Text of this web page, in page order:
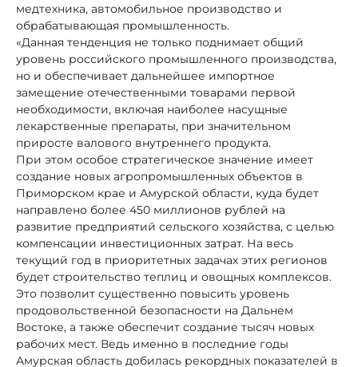
медтехника, автомобильное производство и
обрабатывающая промышленность.
«Данная тенденция не только поднимает общий
уровень российского промышленного производства,
но и обеспечивает дальнейшее импортное
замещение отечественными товарами первой
необходимости, включая наиболее насущные
лекарственные препараты, при значительном
приросте валового внутреннего продукта.
При этом особое стратегическое значение имеет
создание новых агропромышленных объектов в
Приморском крае и Амурской области, куда будет
направлено более 450 миллионов рублей на
развитие предприятий сельского хозяйства, с целью
компенсации инвестиционных затрат. На весь
текущий год в приоритетных задачах этих регионов
будет строительство теплиц и овощных комплексов.
Это позволит существенно повысить уровень
продовольственной безопасности на Дальнем
Востоке, а также обеспечит создание тысяч новых
рабочих мест. Ведь именно в последние годы
Амурская область добилась рекордных показателей в